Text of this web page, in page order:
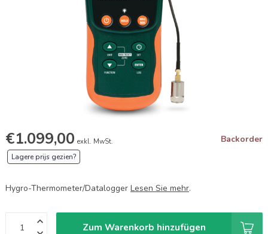
€1.099,00 exkl. MwSt. Backorder
Lagere prijs gezien?
Hygro-Thermometer/Datalogger Lesen Sie mehr.
Zum Warenkorb hinzufügen